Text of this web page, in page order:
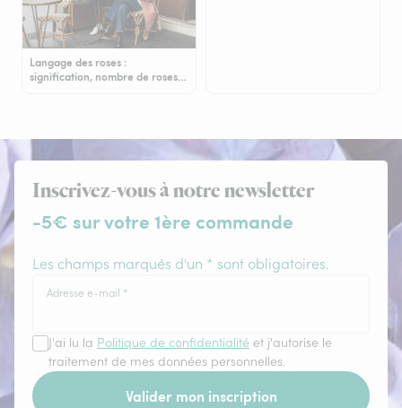
Langage des roses :
signification, nombre de roses…
Inscrivez-vous à notre newsletter
-5€ sur votre 1ère commande
Les champs marqués d'un * sont obligatoires.
Adresse e-mail *
J'ai lu la Politique de confidentialité et j'autorise le
traitement de mes données personnelles.
Valider mon inscription